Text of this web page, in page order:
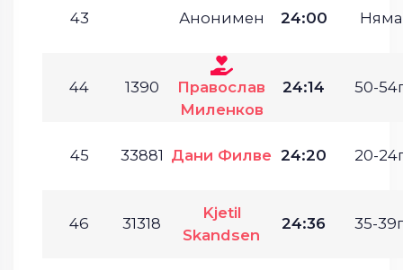
43 Анонимен 24:00 Няма
44 1390
Православ
Миленков
24:14 50-
45 33881 Дани Филве 24:20 20-
46 31318
Kjetil
Skandsen
24:36 35-